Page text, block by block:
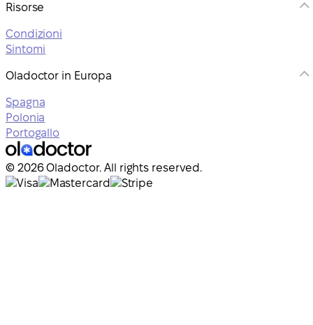
Risorse
Condizioni
Sintomi
Oladoctor in Europa
Spagna
Polonia
Portogallo
© 2026 Oladoctor. All rights reserved.